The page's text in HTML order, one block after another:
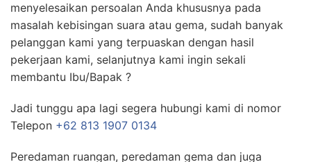
menyelesaikan persoalan Anda khususnya pada
masalah kebisingan suara atau gema, sudah banyak
pelanggan kami yang terpuaskan dengan hasil
pekerjaan kami, selanjutnya kami ingin sekali
membantu Ibu/Bapak ?
Jadi tunggu apa lagi segera hubungi kami di nomor
Telepon +62 813 1907 0134
Peredaman ruangan, peredaman gema dan juga